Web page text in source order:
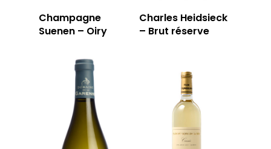
Champagne
Suenen – Oiry
Charles Heidsieck
– Brut réserve
13006 Marseille
T: 04 91 33 46 59